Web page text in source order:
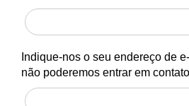
Indique-nos o seu endereço de
não poderemos entrar em